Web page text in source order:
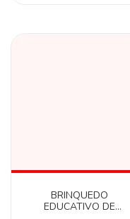
BRINQUEDO
EDUCATIVO DE